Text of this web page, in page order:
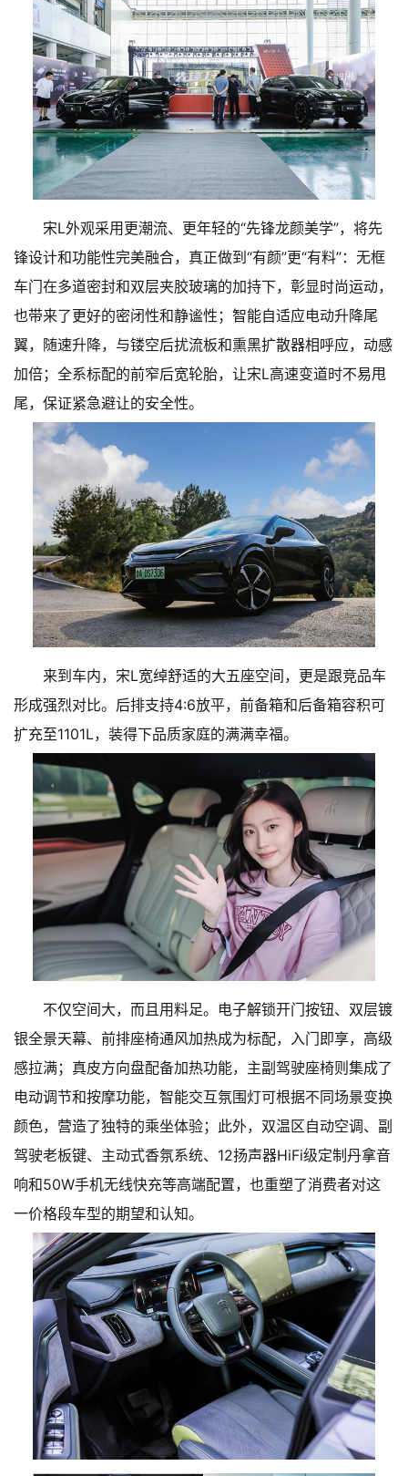
宋L外观采用更潮流、更年轻的“先锋龙颜美学”，将先
锋设计和功能性完美融合，真正做到“有颜”更“有料”：无框
车门在多道密封和双层夹胶玻璃的加持下，彰显时尚运动，
也带来了更好的密闭性和静谧性；智能自适应电动升降尾
翼，随速升降，与镂空后扰流板和熏黑扩散器相呼应，动感
加倍；全系标配的前窄后宽轮胎，让宋L高速变道时不易甩
尾，保证紧急避让的安全性。
来到车内，宋L宽绰舒适的大五座空间，更是跟竞品车
形成强烈对比。后排支持4:6放平，前备箱和后备箱容积可
扩充至1101L，装得下品质家庭的满满幸福。
不仅空间大，而且用料足。电子解锁开门按钮、双层镀
银全景天幕、前排座椅通风加热成为标配，入门即享，高级
感拉满；真皮方向盘配备加热功能，主副驾驶座椅则集成了
电动调节和按摩功能，智能交互氛围灯可根据不同场景变换
颜色，营造了独特的乘坐体验；此外，双温区自动空调、副
驾驶老板键、主动式香氛系统、12扬声器HiFi级定制丹拿音
响和50W手机无线快充等高端配置，也重塑了消费者对这
一价格段车型的期望和认知。